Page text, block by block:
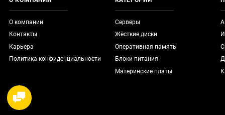
О компании
Контакты
Карьера
Политика конфиденциальности
Серверы
Жёсткие диски
Оперативная память
Блоки питания
Материнские платы